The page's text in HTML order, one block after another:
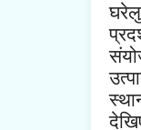
घरेलु